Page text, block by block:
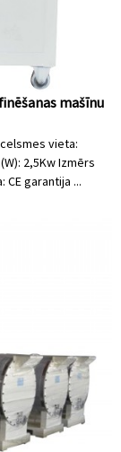
mašīnu
vieta:
2,5Kw Izmērs
CE garantija ...